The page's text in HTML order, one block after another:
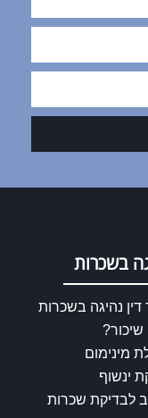
בשכרות
דין נהיגה בשכרות
שיכור?
מינימום
ינשוף
לבדיקת שכרות